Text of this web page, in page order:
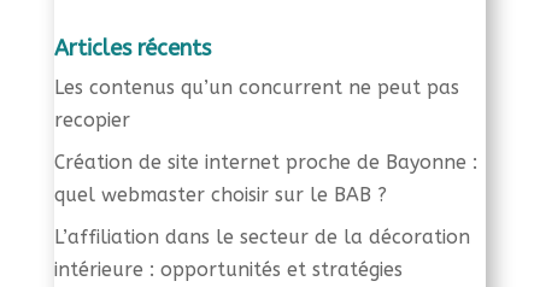
Articles récents
Les contenus qu’un concurrent ne peut pas
recopier
Création de site internet proche de Bayonne :
quel webmaster choisir sur le BAB ?
L’affiliation dans le secteur de la décoration
intérieure : opportunités et stratégies